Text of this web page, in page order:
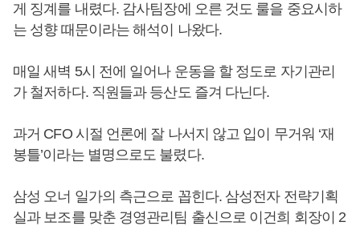
게 징계를 내렸다. 감사팀장에 오른 것도 룰을 중요시하
는 성향 때문이라는 해석이 나왔다.
매일 새벽 5시 전에 일어나 운동을 할 정도로 자기관리
가 철저하다. 직원들과 등산도 즐겨 다닌다.
과거 CFO 시절 언론에 잘 나서지 않고 입이 무거워 ‘재
봉틀’이라는 별명으로도 불렸다.
삼성 오너 일가의 측근으로 꼽힌다. 삼성전자 전략기획
실과 보조를 맞춘 경영관리팀 출신으로 이건희 회장이 2